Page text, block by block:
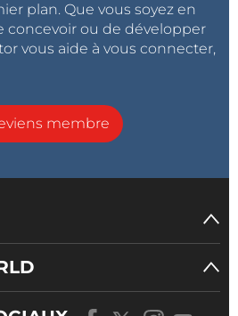
plan. Que vous soyez en
concevoir ou de développer
vous aide à vous connecter,
membre